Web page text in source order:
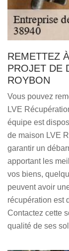
REMETTEZ
PROJET DE
ROYBON
Vous pouvez
LVE
équipe est
de maison LVE
garantir un
apportant les
vos biens,
peuvent avoir
récupération est
Contactez cette
qualité de ses